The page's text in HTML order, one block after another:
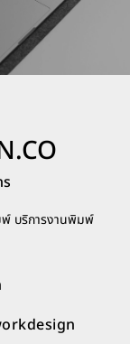
พ์ บริการงานพิมพ์